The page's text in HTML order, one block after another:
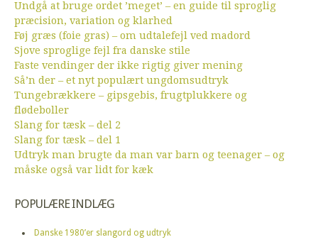
Undgå at bruge ordet ’meget’ – en guide til sproglig
præcision, variation og klarhed
Føj græs (foie gras) – om udtalefejl ved madord
Sjove sproglige fejl fra danske stile
Faste vendinger der ikke rigtig giver mening
Så’n der – et nyt populært ungdomsudtryk
Tungebrækkere – gipsgebis, frugtplukkere og
flødeboller
Slang for tæsk – del 2
Slang for tæsk – del 1
Udtryk man brugte da man var barn og teenager – og
måske også var lidt for kæk
POPULÆRE INDLÆG
Danske 1980’er slangord og udtryk